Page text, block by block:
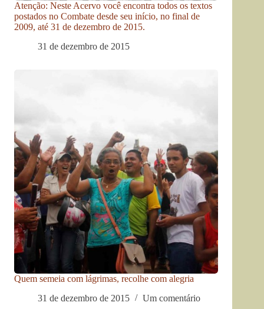
Atenção: Neste Acervo você encontra todos os textos
postados no Combate desde seu início, no final de
2009, até 31 de dezembro de 2015.
31 de dezembro de 2015
Quem semeia com lágrimas, recolhe com alegria
31 de dezembro de 2015
Um comentário